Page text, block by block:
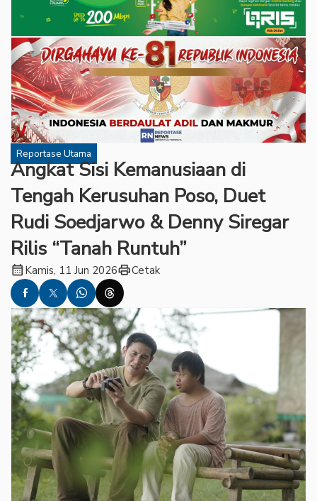
Reportase Utama
Angkat Sisi Kemanusiaan di
Tengah Kerusuhan Poso, Duet
Rudi Soedjarwo & Denny Siregar
Rilis “Tanah Runtuh”
calendar_month Kamis, 11 Jun 2026printCetak